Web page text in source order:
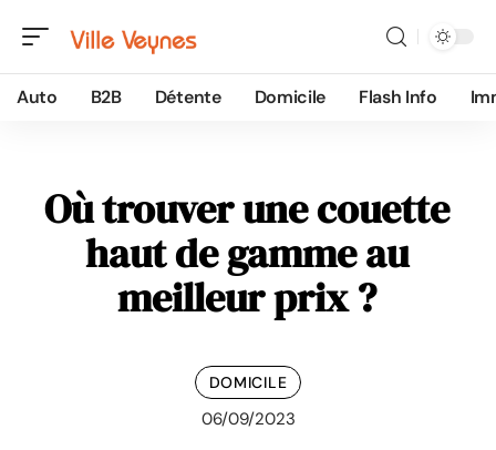
Auto B2B Détente Domicile Flash Info
Où trouver une couette
haut de gamme au
meilleur prix ?
DOMICILE
06/09/2023